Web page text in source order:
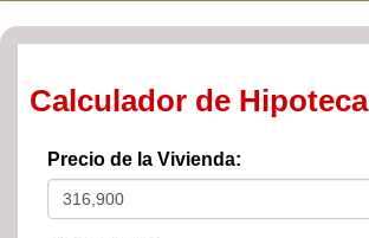
Calculador de Hipoteca
Precio de la Vivienda: